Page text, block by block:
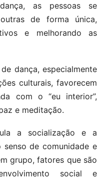
as pessoas se
de forma única,
e melhorando as
dança, especialmente
culturais, favorecem
com o “eu interior”,
e meditação.
a socialização e a
de comunidade e
grupo, fatores que são
social e